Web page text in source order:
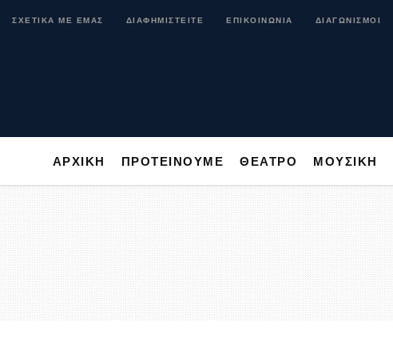
ΣΧΕΤΙΚΑ ΜΕ ΕΜΑΣ ΔΙΑΦΗΜΙΣΤΕΙΤΕ ΕΠΙΚΟΙΝΩΝΙΑ ΔΙΑΓΩΝΙΣΜΟΙ
ΑΡΧΙΚΗ ΠΡΟΤΕΙΝΟΥΜΕ ΘΕΑΤΡΟ ΜΟΥΣΙΚΗ
ΑΡΧΙΚΗ ΠΡΟΤΕΙΝΟΥΜΕ ΘΕΑΤΡΟ ΜΟΥΣΙΚΗ